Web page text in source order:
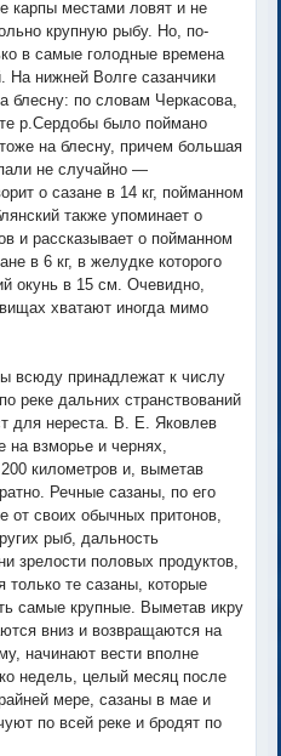
карпы местами ловят и не
крупную рыбу. Но, по-
в самые голодные времена
На нижней Волге сазанчики
блесну: по словам Черкасова,
р.Сердобы было поймано
на блесну, причем большая
не случайно —
о сазане в 14 кг, пойманном
также упоминает о
и рассказывает о пойманном
в 6 кг, в желудке которого
окунь в 15 см. Очевидно,
хватают иногда мимо
всюду принадлежат к числу
реке дальних странствований
для нереста. В. Е. Яковлев
на взморье и чернях,
километров и, выметав
Речные сазаны, по его
своих обычных притонов,
рыб, дальность
зрелости половых продуктов,
те сазаны, которые
самые крупные. Выметав икру
вниз и возвращаются на
начинают вести вполне
недель, целый месяц после
мере, сазаны в мае и
по всей реке и бродят по